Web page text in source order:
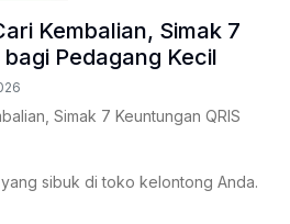
Kembalian, Simak 7
Pedagang Kecil
Simak 7 Keuntungan QRIS
sibuk di toko kelontong Anda.